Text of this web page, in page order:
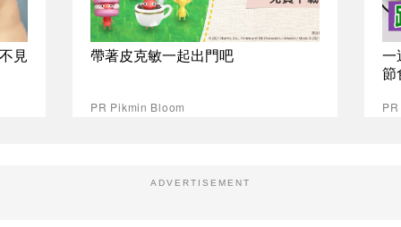
見 帶著皮克敏一起出門吧
PR Pikmin Bloom
一
節
ADVERTISEMENT